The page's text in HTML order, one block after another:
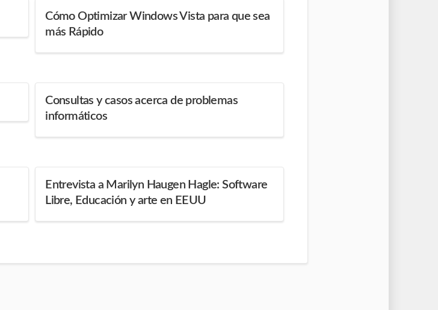
Cómo Optimizar Windows Vista para que sea
más Rápido
Consultas y casos acerca de problemas
informáticos
Entrevista a Marilyn Haugen Hagle: Software
Libre, Educación y arte en EEUU